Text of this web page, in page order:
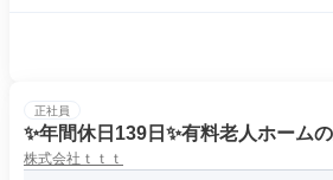
正社員
✨年間休日139日✨有料老人ホーム
株式会社ｔｔｔ